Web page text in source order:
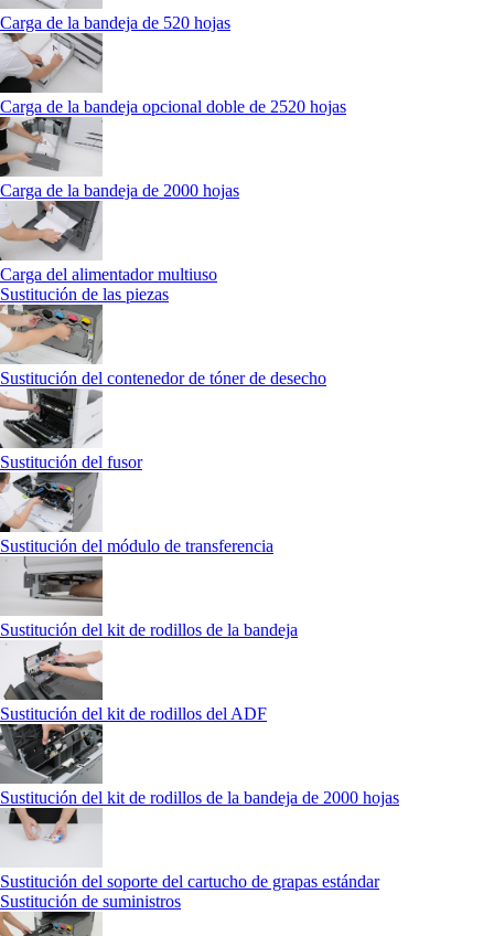
Carga de la bandeja de 520 hojas
Carga de la bandeja opcional doble de 2520 hojas
Carga de la bandeja de 2000 hojas
Carga del alimentador multiuso
Sustitución de las piezas
Sustitución del contenedor de tóner de desecho
Sustitución del fusor
Sustitución del módulo de transferencia
Sustitución del kit de rodillos de la bandeja
Sustitución del kit de rodillos del ADF
Sustitución del kit de rodillos de la bandeja de 2000 hojas
Sustitución del soporte del cartucho de grapas estándar
Sustitución de suministros